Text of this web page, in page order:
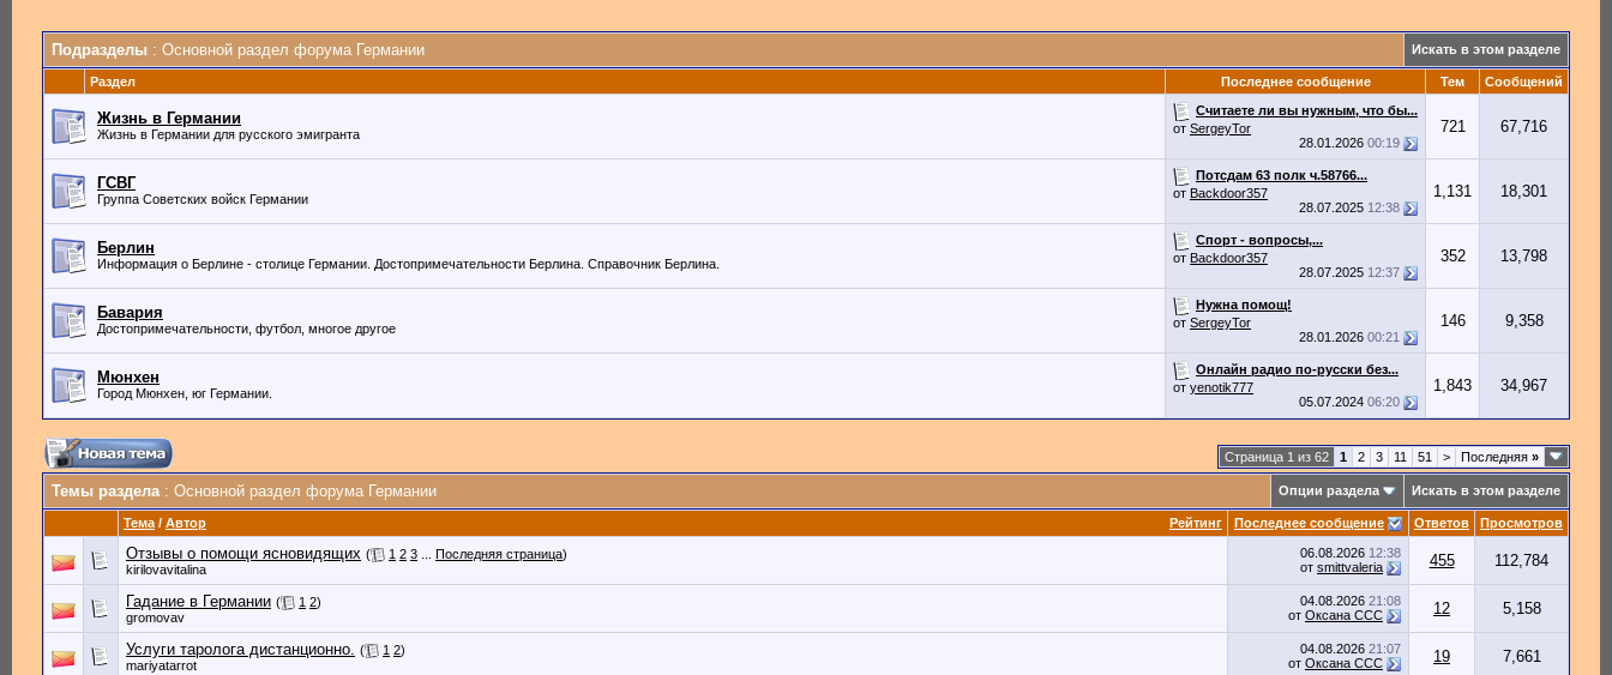
Подразделы : Основной раздел форума Германии Искать в этом разделе
Раздел Последнее сообщение Тем Сообщений
Жизнь в Германии
Жизнь в Германии для русского эмигранта
Считаете ли вы нужным, что бы...
от SergeyTor
28.01.2026 00:19
721 67,716
ГСВГ
Группа Советских войск Германии
Потсдам 63 полк ч.58766...
от Backdoor357
28.07.2025 12:38
1,131 18,301
Берлин
Информация о Берлине - столице Германии. Достопримечательности Берлина. Справочник Берлина.
Спорт - вопросы,...
от Backdoor357
28.07.2025 12:37
352 13,798
Бавария
Достопримечательности, футбол, многое другое
Нужна помощ!
от SergeyTor
28.01.2026 00:21
146 9,358
Мюнхен
Город Мюнхен, юг Германии.
Онлайн радио по-русски без...
от yenotik777
05.07.2024 06:20
1,843 34,967
Страница 1 из 62 1 2 3 11 51 > Последняя »
Темы раздела: Основной раздел форума Германии Опции раздела Искать в этом разделе
Рейтинг
Тема / Автор Последнее сообщение Ответов Просмотров
Отзывы о помощи ясновидящих ( 1 2 3 Последняя страница)
kirilovavitalina
06.08.2026 12:38
от smittvaleria 455 112,784
Гадание в Германии ( 1 2)
gromovav
04.08.2026 21:08
от Оксана ССС 12 5,158
Услуги таролога дистанционно. ( 1 2)
mariyatarrot
04.08.2026 21:07
от Оксана ССС 19 7,661